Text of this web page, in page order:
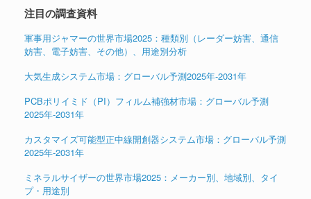
注目の調査資料
軍事用ジャマーの世界市場2025：種類別（レーダー妨害、通信
妨害、電子妨害、その他）、用途別分析
大気生成システム市場：グローバル予測2025年-2031年
PCBポリイミド（PI）フィルム補強材市場：グローバル予測
2025年-2031年
カスタマイズ可能型正中線開創器システム市場：グローバル予測
2025年-2031年
ミネラルサイザーの世界市場2025：メーカー別、地域別、タイ
プ・用途別